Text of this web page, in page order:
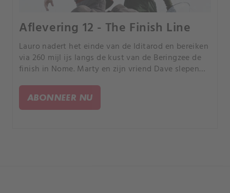
Aflevering 12 - The Finish Line
Lauro nadert het einde van de Iditarod en bereiken
via 260 mijl ijs langs de kust van de Beringzee de
finish in Nome. Marty en zijn vriend Dave slepen
riskeren een ramp op een onstabiele bevroren
rivier.
ABONNEER NU